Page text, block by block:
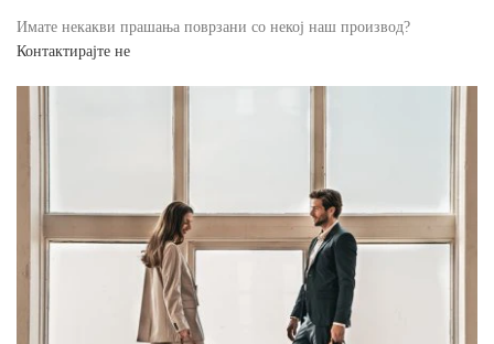
Имате некакви прашања поврзани со некој наш производ?
Контактирајте не